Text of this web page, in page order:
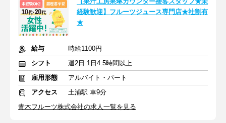
経験歓迎】フルーツジュース専門店★社割有
★
給与
時給1100円
シフト
週2日 1日4.5時間以上
雇用形態
アルバイト・パート
アクセス
土浦駅 車9分
青木フルーツ株式会社の求人一覧を見る